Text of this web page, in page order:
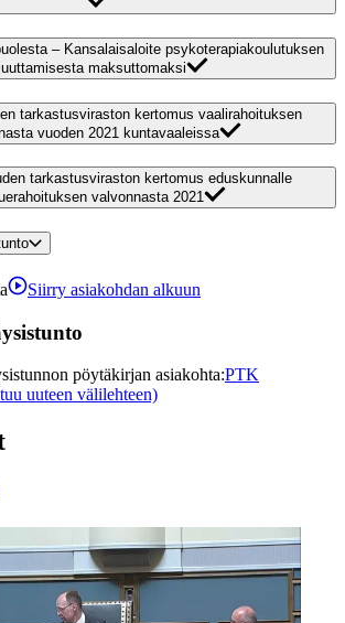
– Kansalaisaloite psykoterapiakoulutuksen
maksuttomaksi
tarkastusviraston kertomus vaalirahoituksen
vuoden 2021 kuntavaaleissa
tarkastusviraston kertomus eduskunnalle
valvonnasta 2021
Siirry asiakohdan alkuun
pöytäkirjan asiakohta:PTK
uuteen välilehteen)